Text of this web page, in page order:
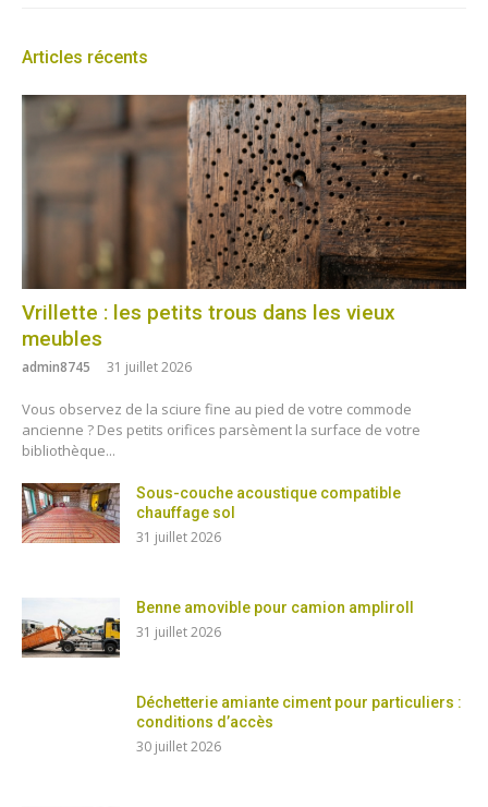
Articles récents
Vrillette : les petits trous dans les vieux
meubles
admin8745 31 juillet 2026
Vous observez de la sciure fine au pied de votre commode
ancienne ? Des petits orifices parsèment la surface de votre
bibliothèque...
Sous-couche acoustique compatible
chauffage sol
31 juillet 2026
Benne amovible pour camion ampliroll
31 juillet 2026
Déchetterie amiante ciment pour particuliers :
conditions d’accès
30 juillet 2026